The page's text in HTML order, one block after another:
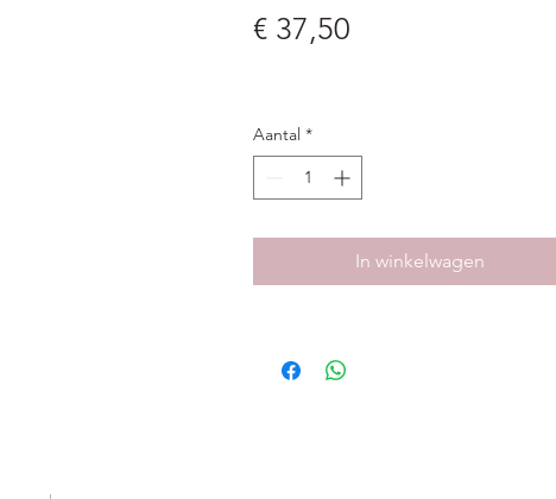
€ 37,50
Aantal *
In winkelwagen